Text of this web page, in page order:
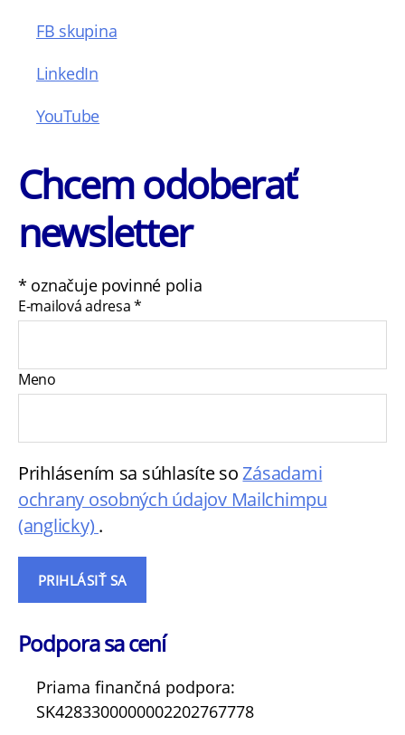
FB skupina
LinkedIn
YouTube
Chcem odoberať
newsletter
* označuje povinné polia
E-mailová adresa*
Meno
Prihlásením sa súhlasíte soZásadami
ochrany osobných údajov Mailchimpu
(anglicky) .
Podpora sa cení
Priama finančná podpora:
SK4283300000002202767778